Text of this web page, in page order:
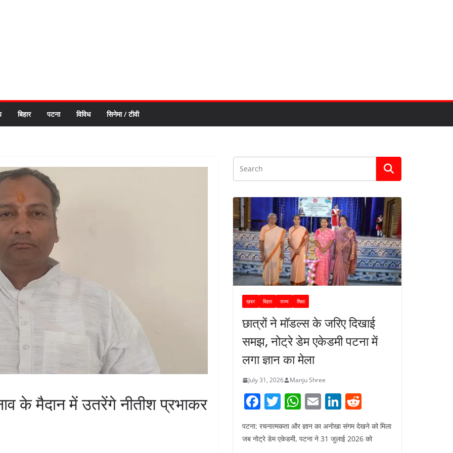
बिहार पटना विविध सिनेमा / टीवी
के मैदान में उतरेंगे नीतीश प्रभाकर
ख़बर बिहार राज्य शिक्षा
छात्रों ने मॉडल्स के जरिए दिखाई
समझ, नोट्रे डेम एकेडमी पटना में
लगा ज्ञान का मेला
July 31, 2026 Manju Shree
F
c
T
itt
W
at
E
m
ai
Li
n
k
e
d
पटना: रचनात्मकता और ज्ञान का अनोखा संगम देखने को मिला
जब नोट्रे डेम एकेडमी, पटना ने 31 जुलाई 2026 को